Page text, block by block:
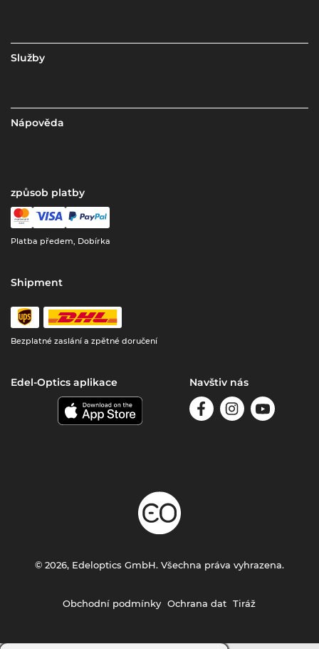
Služby
Nápověda
způsob platby
Platba předem, Dobírka
Shipment
Bezplatné zaslání a zpětné doručení
Edel-Optics aplikace Navštiv nás
Obchodní podmínky Ochrana dat Tiráž
© 2026, Edeloptics GmbH. Všechna práva vyhrazena.